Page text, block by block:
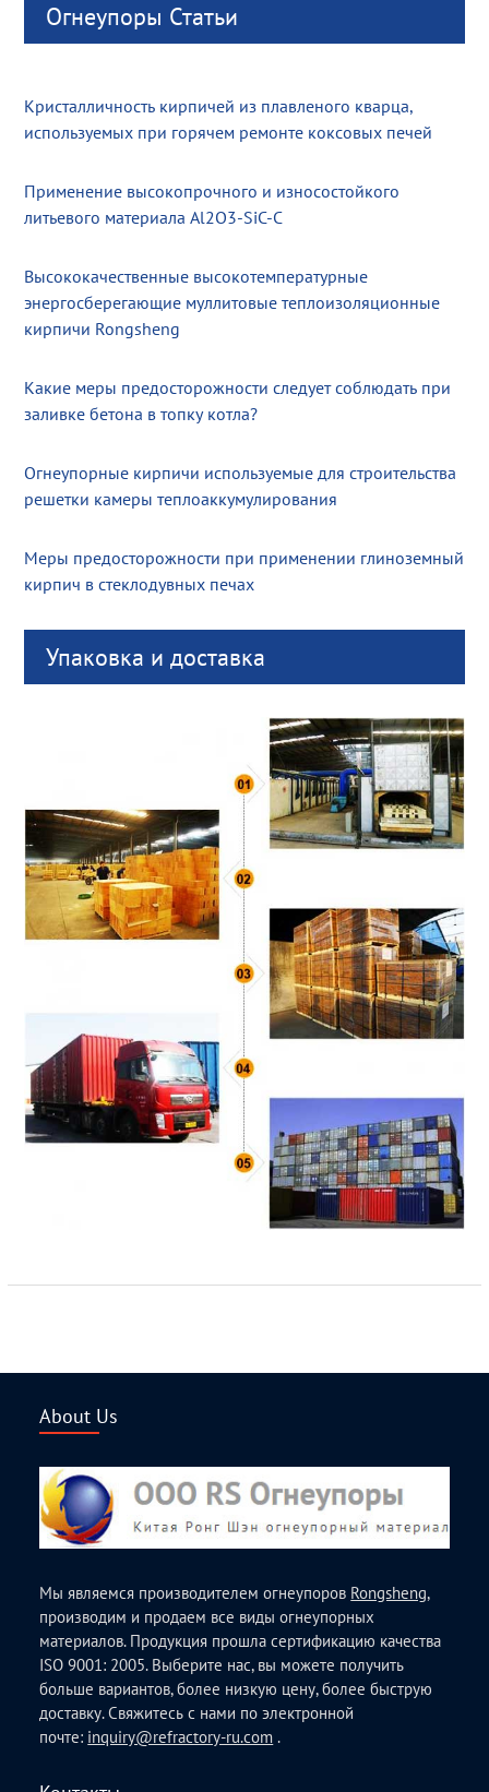
Огнеупоры Статьи
Кристалличность кирпичей из плавленого кварца,
используемых при горячем ремонте коксовых печей
Применение высокопрочного и износостойкого
литьевого материала Al2O3-SiC-C
Высококачественные высокотемпературные
энергосберегающие муллитовые теплоизоляционные
кирпичи Rongsheng
Какие меры предосторожности следует соблюдать при
заливке бетона в топку котла?
Огнеупорные кирпичи используемые для строительства
решетки камеры теплоаккумулирования
Меры предосторожности при применении глиноземный
кирпич в стеклодувных печах
Упаковка и доставка
About Us
Мы являемся производителем огнеупоров Rongsheng,
производим и продаем все виды огнеупорных
материалов. Продукция прошла сертификацию качества
ISO 9001: 2005. Выберите нас, вы можете получить
больше вариантов, более низкую цену, более быструю
доставку. Свяжитесь с нами по электронной
почте: inquiry@refractory-ru.com .